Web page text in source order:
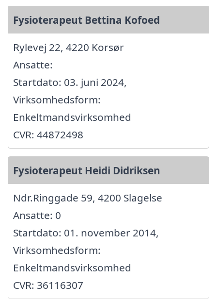
Fysioterapeut Bettina Kofoed
Rylevej 22, 4220 Korsør
Ansatte:
Startdato: 03. juni 2024,
Virksomhedsform:
Enkeltmandsvirksomhed
CVR: 44872498
Fysioterapeut Heidi Didriksen
Ndr.Ringgade 59, 4200 Slagelse
Ansatte: 0
Startdato: 01. november 2014,
Virksomhedsform:
Enkeltmandsvirksomhed
CVR: 36116307